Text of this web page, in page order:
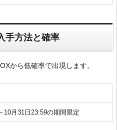
手方法と確率
から低確率で出現します。
10月31日23:59の期間限定